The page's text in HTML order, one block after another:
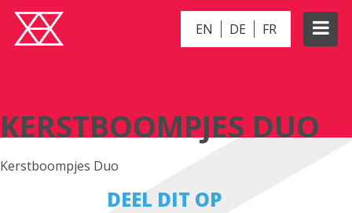
EN DE FR
KERSTBOOMPJES DUO
Kerstboompjes Duo
DEEL DIT OP